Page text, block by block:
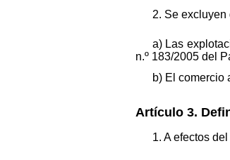
2. Se
a) Las
n.º 183/2005 del
b) El comercio
Artículo 3.
1. A efectos